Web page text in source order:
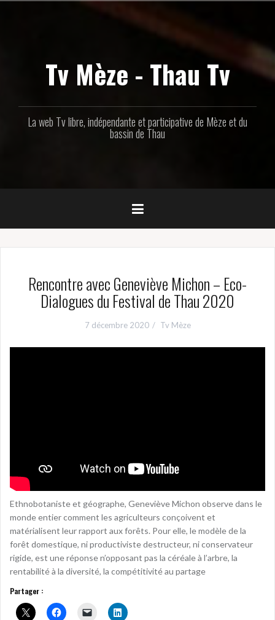
Tv Mèze - Thau Tv
La web Tv libre, indépendante et participative de Mèze et du
bassin de Thau
Rencontre avec Geneviève Michon – Eco-
Dialogues du Festival de Thau 2020
7 décembre 2020 Tv Mèze
Ethnobotaniste et géographe, Geneviève Michon observe dans le
monde entier comment les agriculteurs conçoivent et
matérialisent leur rapport aux forêts. Pour elle, le modèle de la
forêt domestique, ni productiviste destructeur, ni conservateur
rigide, est une réponse n’opposant pas la céréale à l’arbre, la
rentabilité à la diversité, la compétitivité au partage
Partager :